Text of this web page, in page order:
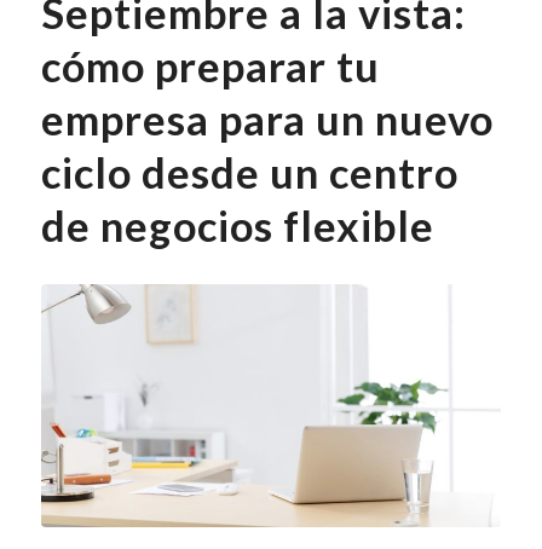
Septiembre a la vista:
cómo preparar tu
empresa para un nuevo
ciclo desde un centro
de negocios flexible